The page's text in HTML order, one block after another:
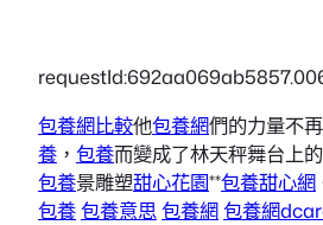
包養網比較他包養網們的力量不再
養 ， 包養而變成了林天秤舞台上
包養景雕塑甜心花園**包養甜心網
包養包養意思包養網包養網